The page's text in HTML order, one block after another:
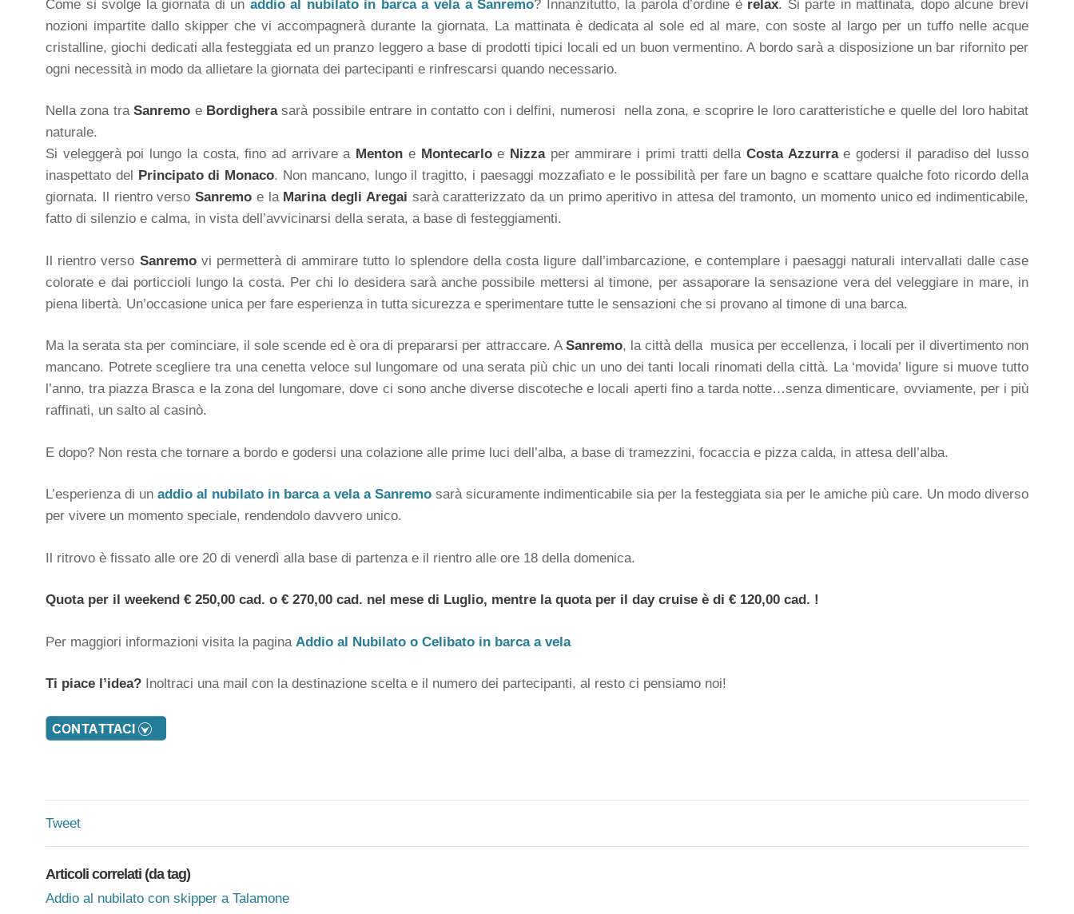
Come si svolge la giornata di un addio al nubilato in barca a vela a Sanremo? Innanzitutto, la parola d’ordine è relax. Si parte in mattinata, dopo alcune brevi
nozioni impartite dallo skipper che vi accompagnerà durante la giornata. La mattinata è dedicata al sole ed al mare, con soste al largo per un tuffo nelle acque
cristalline, giochi dedicati alla festeggiata ed un pranzo leggero a base di prodotti tipici locali ed un buon vermentino. A bordo sarà a disposizione un bar rifornito per
ogni necessità in modo da allietare la giornata dei partecipanti e rinfrescarsi quando necessario.
Nella zona traSanremo e Bordigherasarà possibile entrare in contatto con i delfini, numerosi nella zona, e scoprire le loro caratteristiche e quelle del loro habitat
naturale.
Si veleggerà poi lungo la costa, fino ad arrivare a Menton e Montecarloe Nizzaper ammirare i primi tratti dellaCosta Azzurrae godersi il paradiso del lusso
inaspettato del Principato di Monaco. Non mancano, lungo il tragitto, i paesaggi mozzafiato e le possibilità per fare un bagno e scattare qualche foto ricordo della
giornata. Il rientro verso Sanremo e la Marina degli Aregai sarà caratterizzato da un primo aperitivo in attesa del tramonto, un momento unico ed indimenticabile,
fatto di silenzio e calma, in vista dell’avvicinarsi della serata, a base di festeggiamenti.
Il rientro verso Sanremovi permetterà di ammirare tutto lo splendore della costa ligure dall’imbarcazione, e contemplare i paesaggi naturali intervallati dalle case
colorate e dai porticcioli lungo la costa. Per chi lo desidera sarà anche possibile mettersi al timone, per assaporare la sensazione vera del veleggiare in mare, in
piena libertà. Un’occasione unica per fare esperienza in tutta sicurezza e sperimentare tutte le sensazioni che si provano al timone di una barca.
Ma la serata sta per cominciare, il sole scende ed è ora di prepararsi per attraccare. A Sanremo, la città della musica per eccellenza, i locali per il divertimento non
mancano. Potrete scegliere tra una cenetta veloce sul lungomare od una serata più chic un uno dei tanti locali rinomati della città. La ‘movida’ ligure si muove tutto
l’anno, tra piazza Brasca e la zona del lungomare, dove ci sono anche diverse discoteche e locali aperti fino a tarda notte…senza dimenticare, ovviamente, per i più
raffinati, un salto al casinò.
E dopo? Non resta che tornare a bordo e godersi una colazione alle prime luci dell’alba, a base di tramezzini, focaccia e pizza calda, in attesa dell’alba.
L’esperienza di un addio al nubilato in barca a vela a Sanremo sarà sicuramente indimenticabile sia per la festeggiata sia per le amiche più care. Un modo diverso
per vivere un momento speciale, rendendolo davvero unico.
Il ritrovo è fissato alle ore 20 di venerdì alla base di partenza e il rientro alle ore 18 della domenica.
Quota per il weekend € 250,00 cad. o € 270,00 cad. nel mese di Luglio, mentre la quota per il day cruise è di € 120,00 cad. !
Per maggiori informazioni visita la pagina Addio al Nubilato o Celibato in barca a vela
Ti piace l’idea? Inoltraci una mail con la destinazione scelta e il numero dei partecipanti, al resto ci pensiamo noi!
Tweet
Articoli correlati (da tag)
Addio al nubilato con skipper a Talamone